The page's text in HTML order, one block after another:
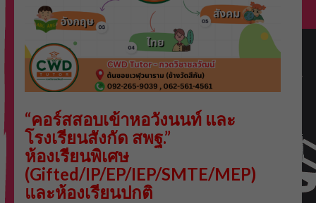
“คอร์สสอบเข้าหอวังนนท์ และ
โรงเรียนสังกัด สพฐ.”
ห้องเรียนพิเศษ
(Gifted/IP/EP/IEP/SMTE/MEP)
และห้องเรียนปกติ